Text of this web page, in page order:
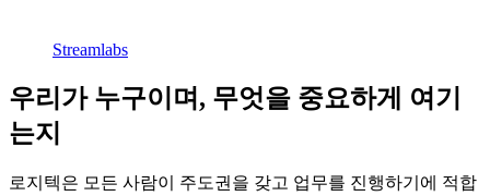
Streamlabs
우리가 누구이며, 무엇을 중요하게 여기
는지
로지텍은 모든 사람이 주도권을 갖고 업무를 진행하기에 적합